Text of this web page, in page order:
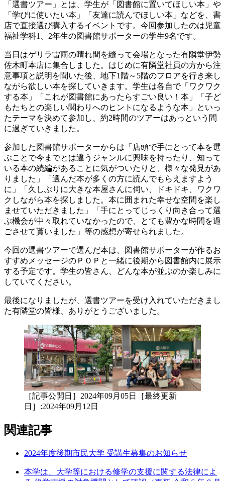
「選書ツアー」とは、学生が「図書館に置いてほしい本」や
「学びに使いたい本」「友達に読んでほしい本」などを、書
店で直接選び購入するイベントです。今回参加したのは児童
福祉学科1、2年生の図書館サポーターの学生9名です。
当日はゲリラ雷雨の晴れ間を縫って会場となった有隣堂伊勢
佐木町本店に集合しました。はじめに有隣堂社員の方から注
意事項と説明を聞いた後、地下1階～5階のフロアを行き来し
ながら欲しい本を探していきます。学生は各自で「ワクワク
する本」「これが図書館にあったらすごい良い！本」「子ど
もたちとの楽しい関わりへのヒントになるような本」といっ
たテーマを決めて参加し、約2時間のツアーはあっという間
に過ぎていきました。
参加した図書館サポーターからは「店頭で手にとって本を選
ぶことで今までとは違うジャンルに興味を持ったり、知って
いる本の続編があることに気がついたりと、様々な発見があ
りました」「選んだ本が多くの方に読んでもらえますよう
に」「久しぶりに大きな本屋さんに伺い、ドキドキ、ワクワ
クしながら本を探しました。本に囲まれた幸せな空間を楽し
ませていただきました」「手にとってじっくり向き合って選
ぶ機会が中々取れていなかったので、とても豊かな時間を過
ごさせて貰いました」等の感想が寄せられました。
今回の選書ツアーで選んだ本は、図書館サポーターが作るお
すすめメッセージのＰＯＰと一緒に後期から図書館内に展示
する予定です。学生の皆さん、どんな本が並ぶのか楽しみに
していてください。
最後になりましたが、選書ツアーを受け入れていただきまし
た有隣堂の皆様、ありがとうございました。
［記事公開日］2024年09月05日［最終更新
日］:2024年09月12日
関連記事
2024年度後期市民大学 受講生募集のお知らせ
本学は、大学等における修学の支援に関する法律によ